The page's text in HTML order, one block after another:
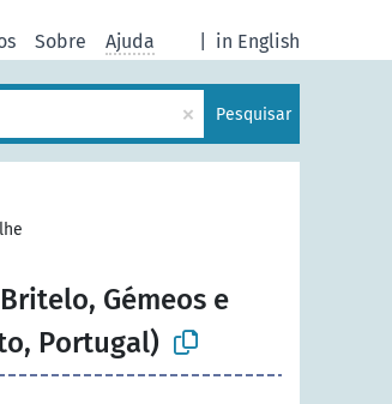
in English
Sobre Ajuda
× Pesquisar
Gémeos e
Portugal)